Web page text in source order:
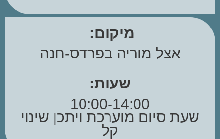
מיקום:
אצל מוריה בפרדס-חנה
שעות:
10:00-14:00
שעת סיום מוערכת ויתכן שינוי
קל